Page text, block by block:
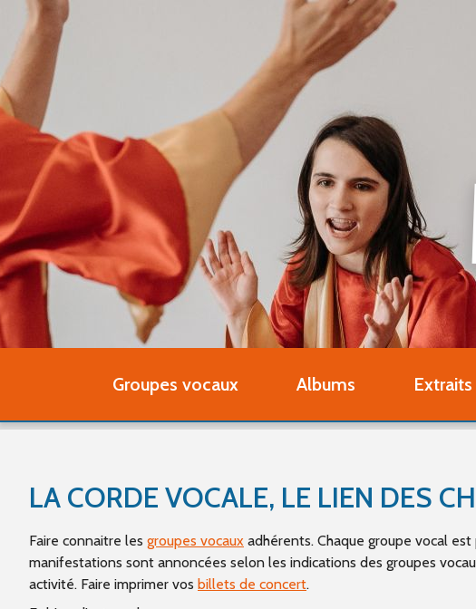
Groupes vocaux Albums
LA CORDE VOCALE, LE LIEN DES
Faire connaitre les groupes vocaux adhérents. Chaque groupe vocal
manifestations sont annoncées selon les indications des groupes
activité. Faire imprimer vos billets de concert.